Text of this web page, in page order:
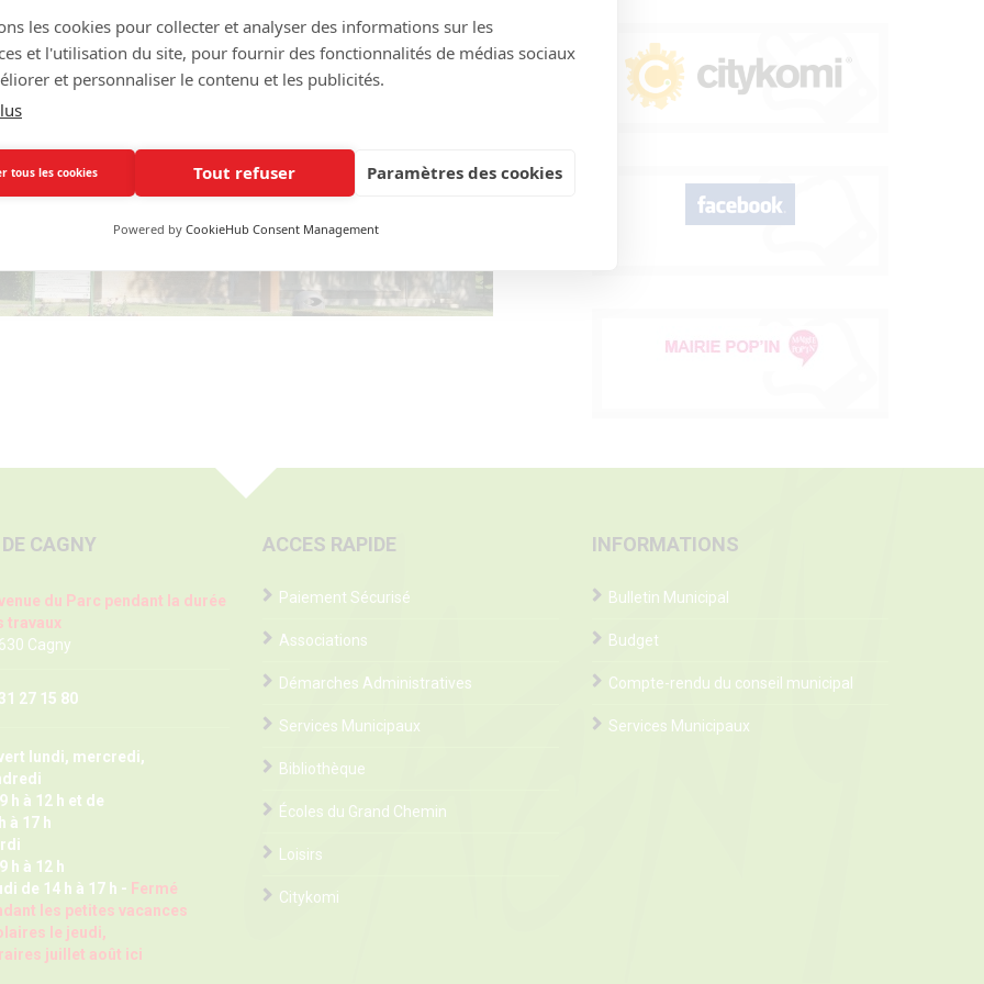
CAGNY
du Parc pendant la durée
travaux
Cagny
27 15 80
lundi, mercredi,
h à 12 h et de
à 17 h
h à 12 h
de 14 h à 17 h - Fermé
les petites vacances
le jeudi,
juillet août ici
ACCES RAPIDE
Paiement Sécurisé
Associations
Démarches Administratives
Services Municipaux
Bibliothèque
Écoles du Grand Chemin
Loisirs
Citykomi
INFORMATIONS
Bulletin Municipal
Budget
Compte-rendu du conseil municipal
Services Municipaux
les cookies pour collecter et analyser des informations sur les
et l'utilisation du site, pour fournir des fonctionnalités de médias sociaux
et personnaliser le contenu et les publicités.
tous les cookies Tout refuser Paramètres des cookies
Powered by CookieHub Consent Management